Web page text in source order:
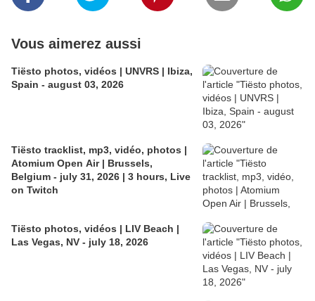
Vous aimerez aussi
Tiësto photos, vidéos | UNVRS | Ibiza,
Spain - august 03, 2026
Tiësto tracklist, mp3, vidéo, photos |
Atomium Open Air | Brussels,
Belgium - july 31, 2026 | 3 hours, Live
on Twitch
Tiësto photos, vidéos | LIV Beach |
Las Vegas, NV - july 18, 2026